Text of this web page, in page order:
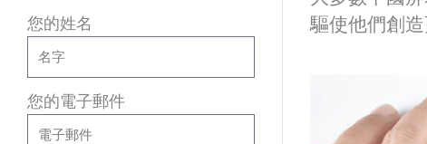
您的姓名
您的電子郵件
驅使他們創